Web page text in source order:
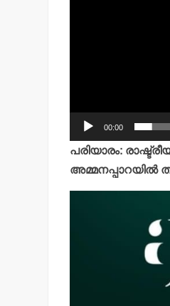
00:00
പരിയാരം:
അമ്മനപ്പാറയില്‍